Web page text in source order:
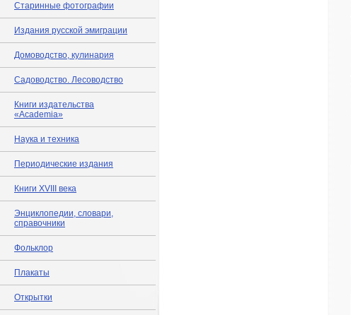
Старинные фотографии
Издания русской эмиграции
Домоводство, кулинария
Садоводство. Лесоводство
Книги издательства
«Academia»
Наука и техника
Периодические издания
Книги XVIII века
Энциклопедии, словари,
справочники
Фольклор
Плакаты
Открытки